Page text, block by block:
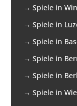
→Spiele in
→Spiele in
→Spiele in
→Spiele in
→Spiele in
→Spiele in